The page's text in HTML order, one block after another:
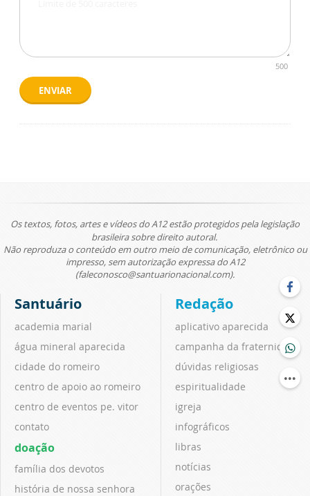
500
ENVIAR
Os textos, fotos, artes e vídeos do A12 estão protegidos pela legislação
brasileira sobre direito autoral.
Não reproduza o conteúdo em outro meio de comunicação, eletrônico ou
impresso, sem autorização expressa do A12
(faleconosco@santuarionacional.com).
Santuário
academia marial
água mineral aparecida
cidade do romeiro
centro de apoio ao romeiro
centro de eventos pe. vitor
contato
doação
família dos devotos
história de nossa senhora
Redação
aplicativo aparecida
campanha da fraternidade
dúvidas religiosas
espiritualidade
igreja
infográficos
libras
notícias
orações